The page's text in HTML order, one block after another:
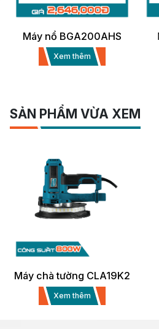
Máy nổ BGA200AHS
Xem thêm
SẢN PHẨM VỪA XEM
Máy chà tường CLA19K2
Xem thêm